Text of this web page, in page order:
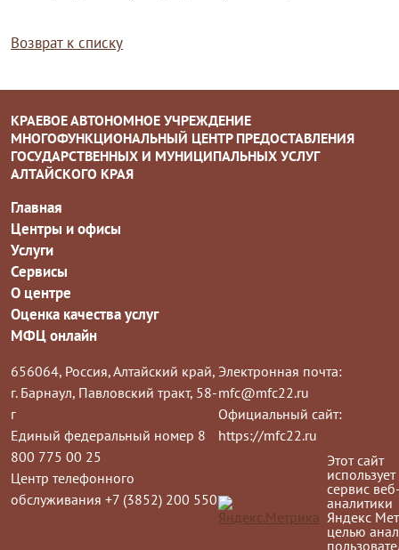
Возврат к списку
КРАЕВОЕ АВТОНОМНОЕ УЧРЕЖДЕНИЕ
МНОГОФУНКЦИОНАЛЬНЫЙ ЦЕНТР ПРЕДОСТАВЛЕНИЯ
ГОСУДАРСТВЕННЫХ И МУНИЦИПАЛЬНЫХ УСЛУГ
АЛТАЙСКОГО КРАЯ
Главная
Центры и офисы
Услуги
Сервисы
О центре
Оценка качества услуг
МФЦ онлайн
656064, Россия, Алтайский край,
г. Барнаул, Павловский тракт, 58-
г
Единый федеральный номер 8
800 775 00 25
Центр телефонного
обслуживания +7 (3852) 200 550
Электронная почта:
mfc@mfc22.ru
Официальный сайт:
https://mfc22.ru
Этот сайт
использует
сервис
аналитики
Яндекс
целью